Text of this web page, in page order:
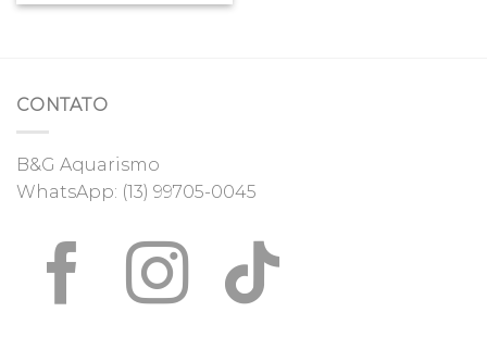
CONTATO
B&G Aquarismo
WhatsApp: (13) 99705-0045